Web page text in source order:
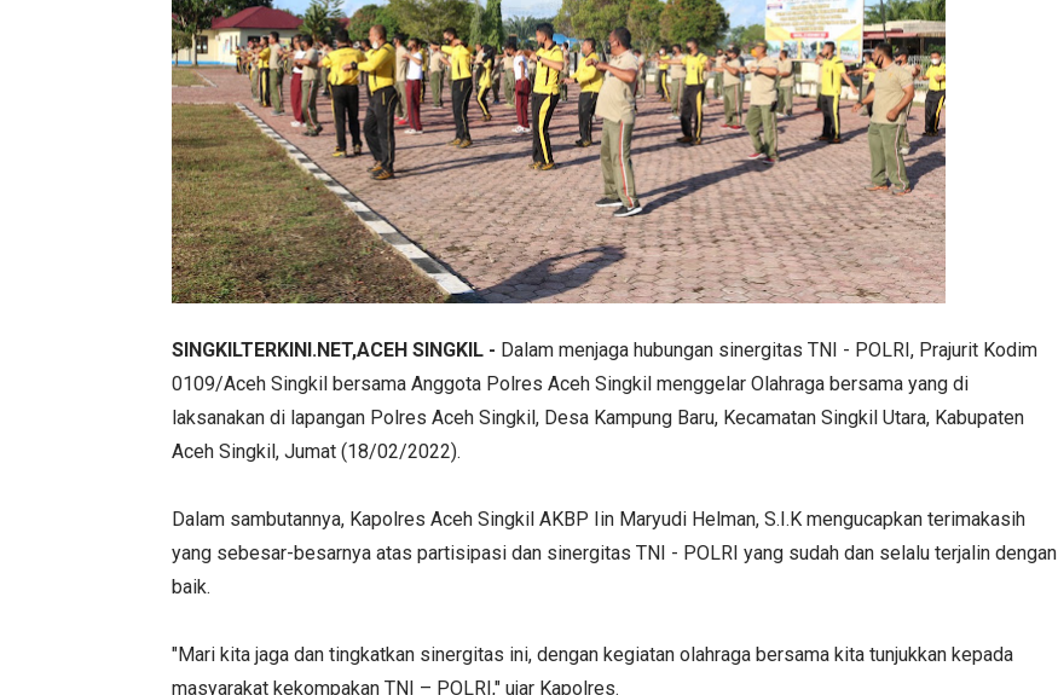
SINGKILTERKINI.NET,ACEH SINGKIL - Dalam menjaga hubungan sinergitas TNI - POLRI, Prajurit Kodim
0109/Aceh Singkil bersama Anggota Polres Aceh Singkil menggelar Olahraga bersama yang di
laksanakan di lapangan Polres Aceh Singkil, Desa Kampung Baru, Kecamatan Singkil Utara, Kabupaten
Aceh Singkil, Jumat (18/02/2022).
Dalam sambutannya, Kapolres Aceh Singkil AKBP Iin Maryudi Helman, S.I.K mengucapkan terimakasih
yang sebesar-besarnya atas partisipasi dan sinergitas TNI - POLRI yang sudah dan selalu terjalin dengan
baik.
"Mari kita jaga dan tingkatkan sinergitas ini, dengan kegiatan olahraga bersama kita tunjukkan kepada
masyarakat kekompakan TNI – POLRI," ujar Kapolres.